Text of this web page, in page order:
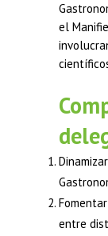
el
entre